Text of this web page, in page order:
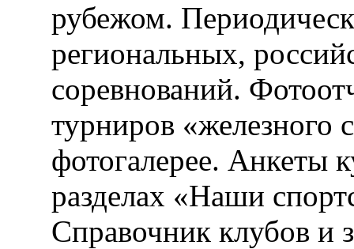
рубежом.
региональных,
соревнований.
турниров «железного
фотогалерее. Анкеты
разделах «Наши
Справочник клубов и